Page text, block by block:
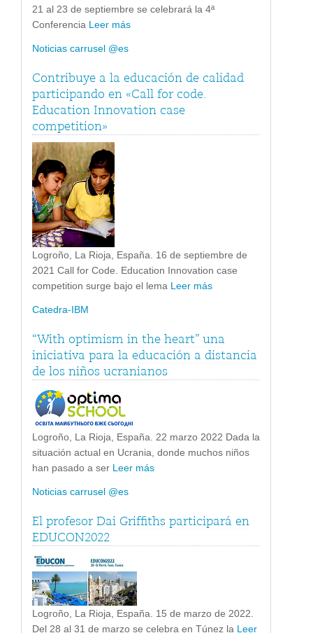
21 al 23 de septiembre se celebrará la 4ª
Conferencia Leer más
Noticias carrusel @es
Contribuye a la educación de calidad
participando en «Call for code.
Education Innovation case
competition»
Logroño, La Rioja, España. 16 de septiembre de
2021 Call for Code. Education Innovation case
competition surge bajo el lema Leer más
Catedra-IBM
“With optimism in the heart” una
iniciativa para la educación a distancia
de los niños ucranianos
Logroño, La Rioja, España. 22 marzo 2022 Dada la
situación actual en Ucrania, donde muchos niños
han pasado a ser Leer más
Noticias carrusel @es
El profesor Dai Griffiths participará en
EDUCON2022
Logroño, La Rioja, España. 15 de marzo de 2022.
Del 28 al 31 de marzo se celebra en Túnez la Leer